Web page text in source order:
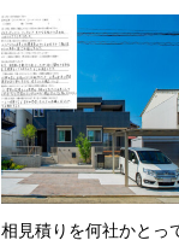
相見積りを何社かとっ